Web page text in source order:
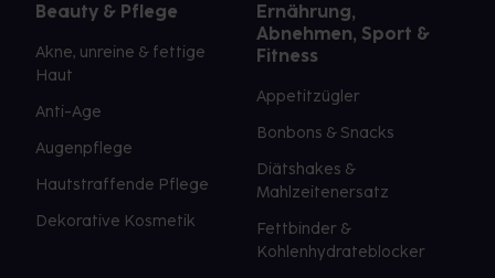
Beauty & Pflege
Akne, unreine & fettige
Haut
Anti-Age
Augenpflege
Hautstraffende Pflege
Dekorative Kosmetik
Ernährung,
Abnehmen, Sport &
Fitness
Appetitzügler
Bonbons & Snacks
Diätshakes &
Mahlzeitenersatz
Fettbinder &
Kohlenhydrateblocker